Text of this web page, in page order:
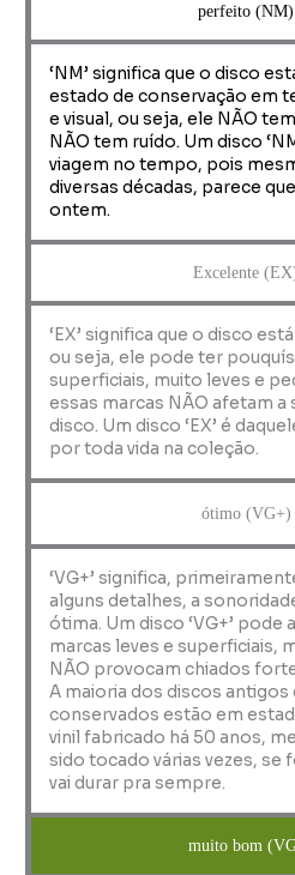
perfeito (NM)
‘NM’ significa que o disco
estado de conservação em
e visual, ou seja, ele NÃO
NÃO tem ruído. Um disco
viagem no tempo, pois
diversas décadas, parece
ontem.
Excelente
‘EX’ significa que o disco
ou seja, ele pode ter
superficiais, muito leves e
essas marcas NÃO afetam a
disco. Um disco ‘EX’ é
por toda vida na coleção.
ótimo (VG+)
‘VG+’ significa,
alguns detalhes, a
ótima. Um disco ‘VG+’ pode
marcas leves e superficiais,
NÃO provocam chiados
A maioria dos discos
conservados estão em
vinil fabricado há 50 anos,
sido tocado várias vezes, se
vai durar pra sempre.
muito bom